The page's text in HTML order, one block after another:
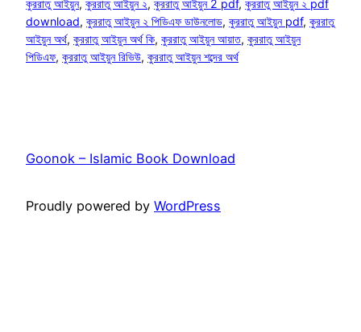
কুররাতু আইয়ুন, কুররাতু আইয়ুন ২, কুররাতু আইয়ুন 2 pdf, কুররাতু আইয়ুন ২ pdf
download, কুররাতু আইয়ুন ২ পিডিএফ ডাউনলোড, কুররাতু আইয়ুন pdf, কুররাতু
আইয়ুন অর্থ, কুররাতু আইয়ুন অর্থ কি, কুররাতু আইয়ুন আয়াত, কুররাতু আইয়ুন
পিডিএফ, কুররাতু আইয়ুন রিভিউ, কুররাতু আইয়ুন শব্দের অর্থ
Goonok – Islamic Book Download
Proudly powered by WordPress